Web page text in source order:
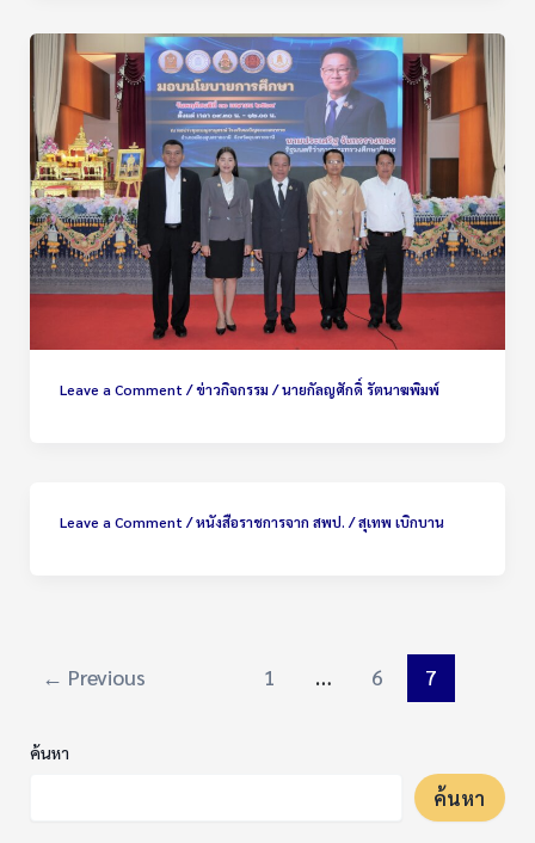
Leave a Comment /ข่าวกิจกรรม /นายกัลญศักดิ์ รัตนาฆพิมพ์
Leave a Comment /หนังสือราชการจาก สพป. /สุเทพ เบิกบาน
← Previous 1 … 6 7
ค้นหา
ค้นหา